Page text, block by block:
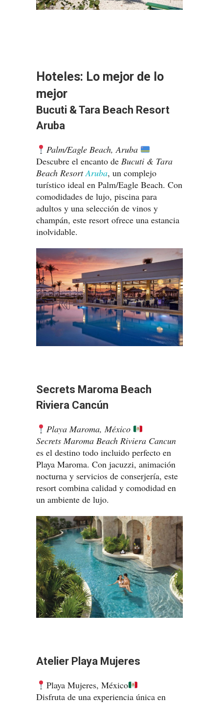
Hoteles: Lo mejor de lo
mejor
Bucuti & Tara Beach Resort
Aruba
​​Palm/Eagle Beach, Aruba
Descubre el encanto de Bucuti & Tara
Beach ResortAruba, un complejo
turístico ideal en Palm/Eagle Beach. Con
comodidades de lujo, piscina para
adultos y una selección de vinos y
champán, este resort ofrece una estancia
inolvidable.
Secrets Maroma Beach
Riviera Cancún
Playa Maroma, México
Secrets Maroma Beach Riviera Cancun
es el destino todo incluido perfecto en
Playa Maroma. Con jacuzzi, animación
nocturna y servicios de conserjería, este
resort combina calidad y comodidad en
un ambiente de lujo.
Atelier Playa Mujeres
Playa Mujeres, México
Disfruta de una experiencia única en